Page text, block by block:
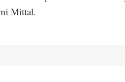
Mittal.